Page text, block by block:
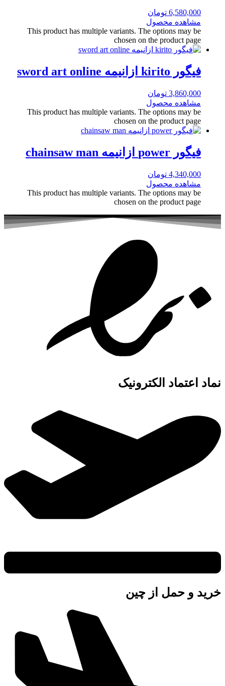
6,580,000 تومان
مشاهده محصول
This product has multiple variants. The options may be
chosen on the product page
فیگور kirito ازانیمه sword art online
3,860,000 تومان
مشاهده محصول
This product has multiple variants. The options may be
chosen on the product page
فیگور power ازانیمه chainsaw man
4,340,000 تومان
مشاهده محصول
This product has multiple variants. The options may be
chosen on the product page
نماد اعتماد الکترونیک
خرید و حمل از چین